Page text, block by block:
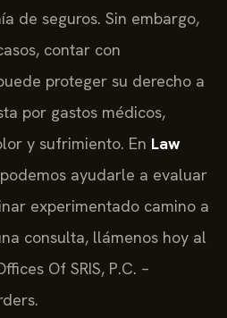
de seguros. Sin embargo,
contar con
proteger su derecho a
por gastos médicos,
y sufrimiento. En Law
ayudarle a evaluar
experimentado camino a
consulta, llámenos hoy al
Of SRIS, P.C. –